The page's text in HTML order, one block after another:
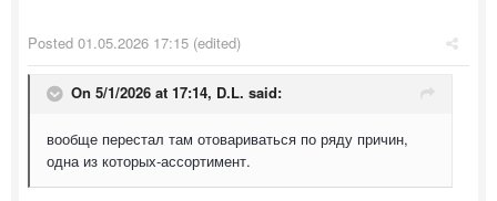
Posted 01.05.2026 17:15 (edited)
On 5/1/2026 at 17:14, D.L. said:
вообще перестал там отовариваться по ряду причин,
одна из которых-ассортимент.